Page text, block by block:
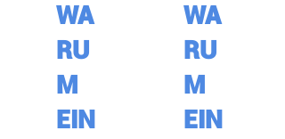
WA
RU
M
EIN
WA
RU
M
EIN